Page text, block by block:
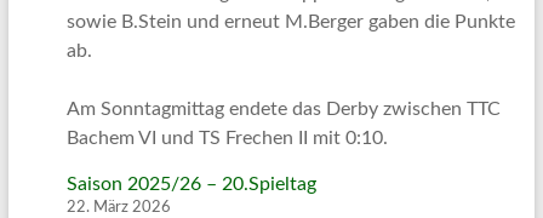
sowie B.Stein und erneut M.Berger gaben die Punkte
ab.
Am Sonntagmittag endete das Derby zwischen TTC
Bachem VI und TS Frechen II mit 0:10.
Saison 2025/26 – 20.Spieltag
22. März 2026